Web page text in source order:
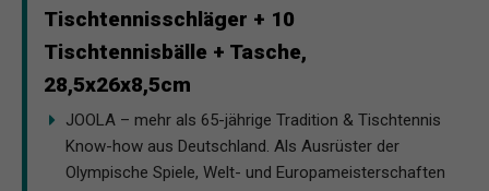
Tischtennisschläger + 10
Tischtennisbälle + Tasche,
28,5x26x8,5cm
JOOLA – mehr als 65-jährige Tradition & Tischtennis
Know-how aus Deutschland. Als Ausrüster der
Olympische Spiele, Welt- und Europameisterschaften